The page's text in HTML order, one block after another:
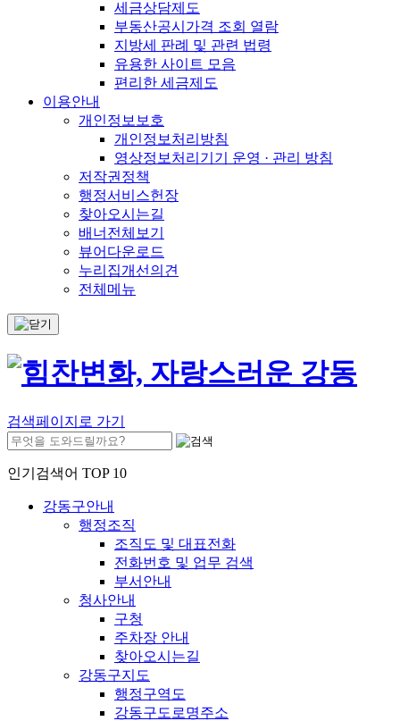
세금상담제도
부동산공시가격 조회 열람
지방세 판례 및 관련 법령
유용한 사이트 모음
편리한 세금제도
이용안내
개인정보보호
개인정보처리방침
영상정보처리기기 운영 · 관리 방침
저작권정책
행정서비스헌장
찾아오시는길
배너전체보기
뷰어다운로드
누리집개선의견
전체메뉴
검색페이지로 가기
인기검색어 TOP 10
강동구안내
행정조직
조직도 및 대표전화
전화번호 및 업무 검색
부서안내
청사안내
구청
주차장 안내
찾아오시는길
강동구지도
행정구역도
강동구도로명주소